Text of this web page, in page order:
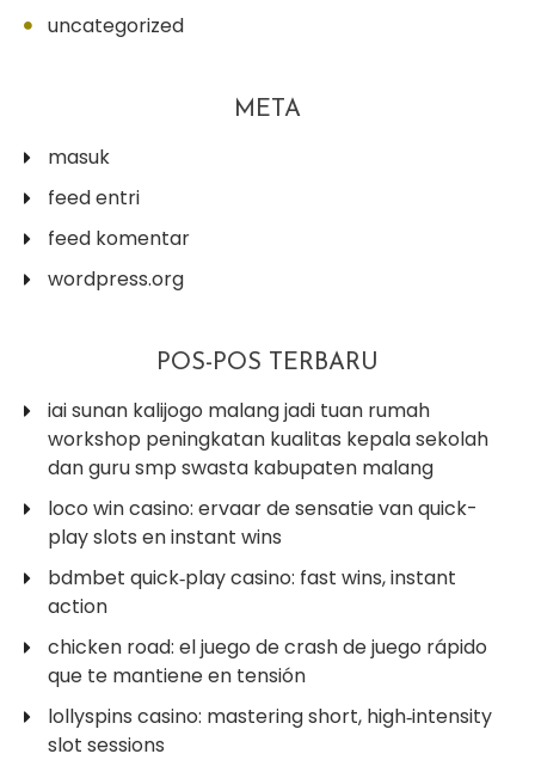
uncategorized
META
masuk
feed entri
feed komentar
wordpress.org
POS-POS TERBARU
iai sunan kalijogo malang jadi tuan rumah
workshop peningkatan kualitas kepala sekolah
dan guru smp swasta kabupaten malang
loco win casino: ervaar de sensatie van quick-
play slots en instant wins
bdmbet quick‑play casino: fast wins, instant
action
chicken road: el juego de crash de juego rápido
que te mantiene en tensión
lollyspins casino: mastering short, high‑intensity
slot sessions